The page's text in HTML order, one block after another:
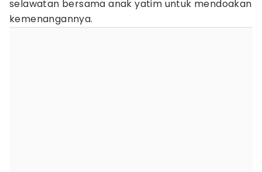
selawatan bersama anak yatim untuk mendoakan
kemenangannya.